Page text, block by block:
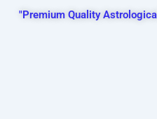
"Premium Quality